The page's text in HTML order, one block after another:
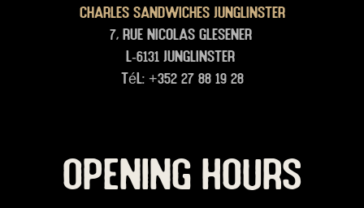
Charles Sandwiches junglinster
7, rue Nicolas glesener
L-6131 junglinster
Tél: +352 27 88 19 28
OPENING HOURS